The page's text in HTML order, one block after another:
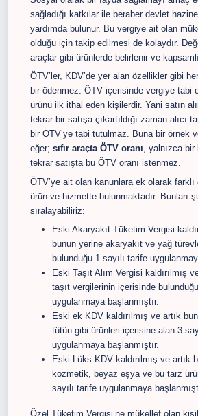
sağladığı katkılar ile beraber devlet
yardımda bulunur. Bu vergiye ait olan
olduğu için takip edilmesi de kolaydır.
araçlar gibi ürünlerde belirlenir ve
ÖTV’ler, KDV’de yer alan özellikler gibi
bir ödenmez. ÖTV içerisinde vergiye tabi
ürünü ilk ithal eden kişilerdir. Yani satın
tekrar bir satışa çıkartıldığı zaman alıcı
bir ÖTV’ye tabi tutulmaz. Buna bir örnek
eğer; sıfır araçta ÖTV oranı, yalnızca bir
tekrar satışta bu ÖTV oranı istenmez.
ÖTV’ye ait olan kanunlara ek olarak farklı
ürün ve hizmette bulunmaktadır. Bunları
sıralayabiliriz:
Eski Akaryakıt Tüketim Vergisi
bunun yerine akaryakıt ve yağ
bulunduğu 1 sayılı tarife
Eski Taşıt Alım Vergisi kaldırılmış
taşıt vergilerinin içerisinde
uygulanmaya başlanmıştır.
Eski ek KDV kaldırılmış ve artık
tütün gibi ürünleri içerisine alan 3
uygulanmaya başlanmıştır.
Eski Lüks KDV kaldırılmış ve artık
kozmetik, beyaz eşya ve bu tarz
sayılı tarife uygulanmaya
Özel Tüketim Vergisi’ne mükellef olan